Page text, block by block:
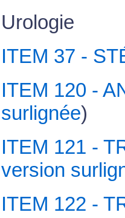
Urologie
ITEM 37 -
ITEM 120 -
surlignée)
ITEM 121 -
version
ITEM 122 -